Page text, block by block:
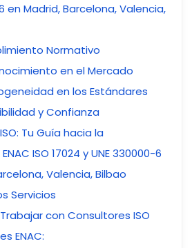
en Madrid, Barcelona, Valencia,
Normativo
en el Mercado
en los Estándares
y Confianza
Tu Guía hacia la
ISO 17024 y UNE 330000-6
Valencia, Bilbao
Servicios
con Consultores ISO
ENAC: